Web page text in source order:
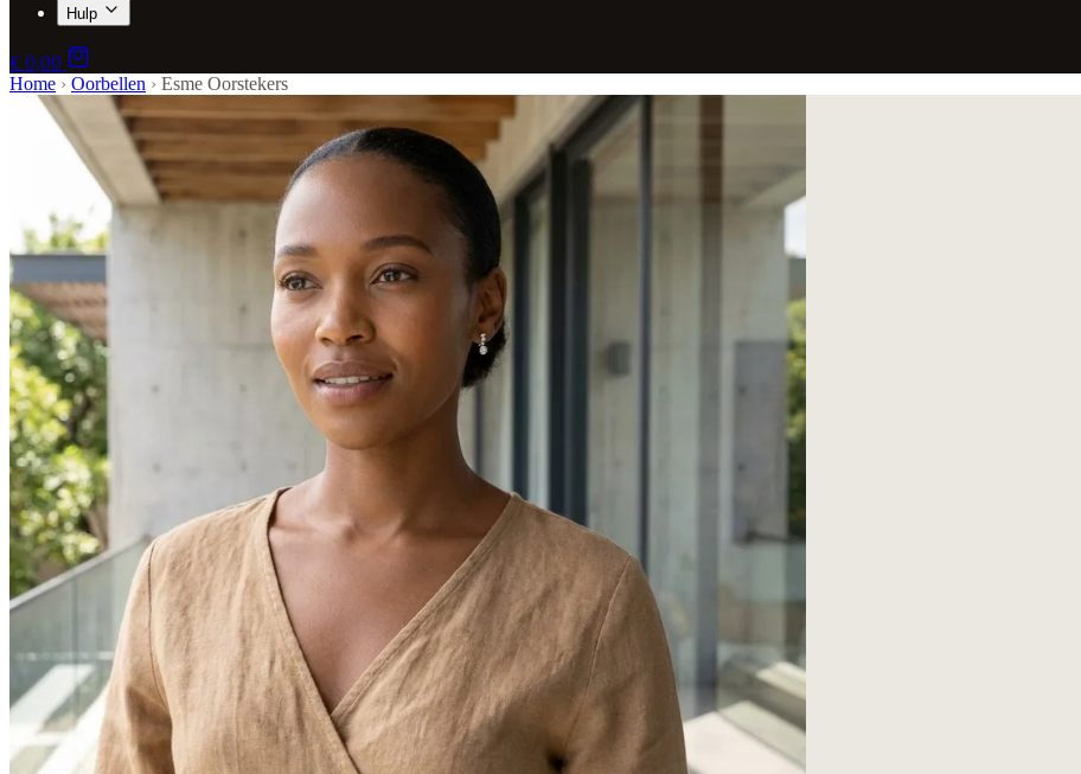
Hulp
€ 0,00
Home › Oorbellen › Esme Oorstekers